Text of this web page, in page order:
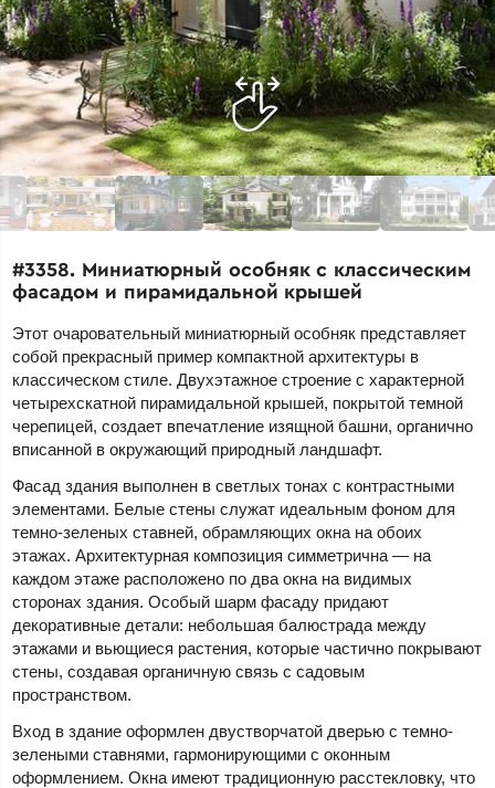
#3358. Миниатюрный особняк с классическим
фасадом и пирамидальной крышей
Этот очаровательный миниатюрный особняк представляет
собой прекрасный пример компактной архитектуры в
классическом стиле. Двухэтажное строение с характерной
четырехскатной пирамидальной крышей, покрытой темной
черепицей, создает впечатление изящной башни, органично
вписанной в окружающий природный ландшафт.
Фасад здания выполнен в светлых тонах с контрастными
элементами. Белые стены служат идеальным фоном для
темно-зеленых ставней, обрамляющих окна на обоих
этажах. Архитектурная композиция симметрична — на
каждом этаже расположено по два окна на видимых
сторонах здания. Особый шарм фасаду придают
декоративные детали: небольшая балюстрада между
этажами и вьющиеся растения, которые частично покрывают
стены, создавая органичную связь с садовым
пространством.
Вход в здание оформлен двустворчатой дверью с темно-
зелеными ставнями, гармонирующими с оконным
оформлением. Окна имеют традиционную расстекловку, что